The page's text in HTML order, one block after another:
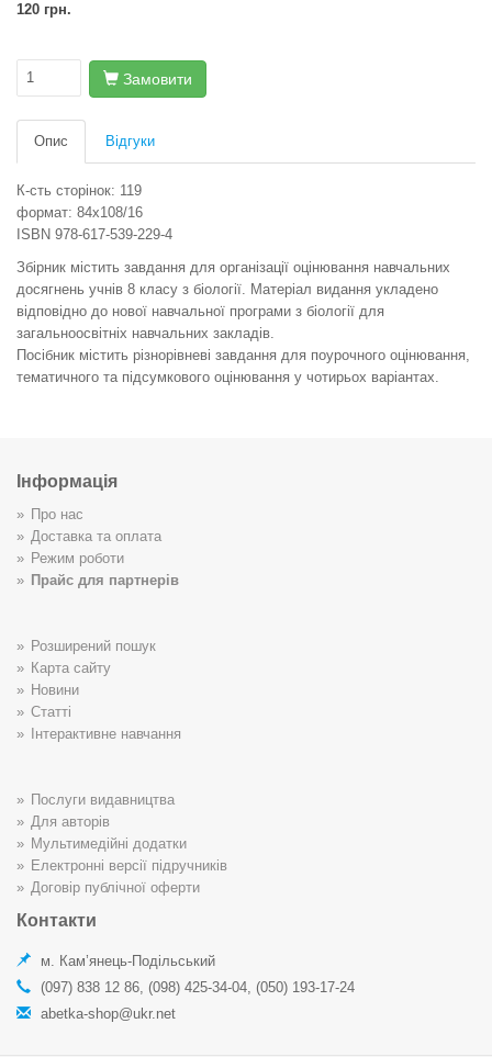
120 грн.
Замовити
Опис Відгуки
К-сть сторінок: 119
формат: 84х108/16
ISBN 978-617-539-229-4
Збірник містить завдання для організації оцінювання навчальних
досягнень учнів 8 класу з біології. Матеріал видання укладено
відповідно до нової навчальної програми з біології для
загальноосвітніх навчальних закладів.
Посібник містить різнорівневі завдання для поурочного оцінювання,
тематичного та підсумкового оцінювання у чотирьох варіантах.
Інформація
Про нас
Доставка та оплата
Режим роботи
Прайс для партнерів
Розширений пошук
Карта сайту
Новини
Статті
Інтерактивне навчання
Послуги видавництва
Для авторів
Мультимедійні додатки
Електронні версії підручників
Договір публічної оферти
Контакти
м. Кам’янець-Подільський
(097) 838 12 86, (098) 425-34-04, (050) 193-17-24
abetka-shop@ukr.net